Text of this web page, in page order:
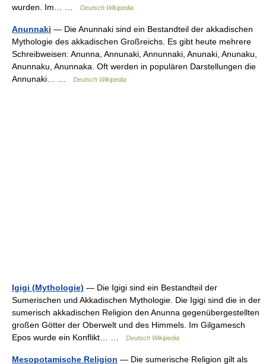
wurden. Im… …
Deutsch Wikipedia
Anunnaki — Die Anunnaki sind ein Bestandteil der akkadischen
Mythologie des akkadischen Großreichs. Es gibt heute mehrere
Schreibweisen: Anunna, Annunaki, Annunnaki, Anunaki, Anunaku,
Anunnaku, Anunnaka. Oft werden in populären Darstellungen die
Annunaki… …
Deutsch Wikipedia
Igigi (Mythologie) — Die Igigi sind ein Bestandteil der
Sumerischen und Akkadischen Mythologie. Die Igigi sind die in der
sumerisch akkadischen Religion den Anunna gegenübergestellten
großen Götter der Oberwelt und des Himmels. Im Gilgamesch
Epos wurde ein Konflikt… …
Deutsch Wikipedia
Mesopotamische Religion — Die sumerische Religion gilt als